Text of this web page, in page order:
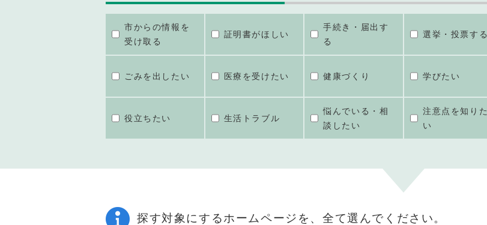
市からの情報を
受け取る
証明書がほしい
手続き・届出す
る
選挙・投票する
ごみを出したい 医療を受けたい 健康づくり 学びたい
役立ちたい 生活トラブル
悩んでいる・相
談したい
注意点を知りた
い
探す対象にするホームページを、全て選んでください。